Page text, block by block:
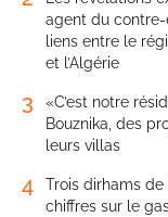
agent du contre-
liens entre le
et l’Algérie
3
«C’est notre
Bouznika, des
leurs villas
4
Trois dirhams
chiffres sur le